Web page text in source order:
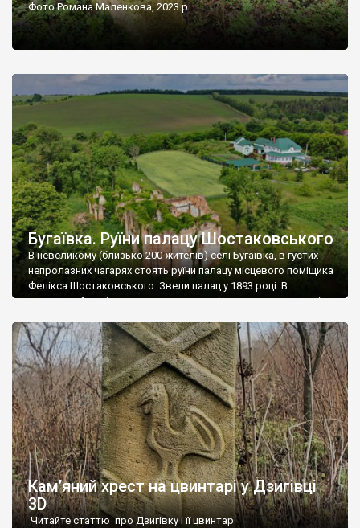
Фото Романа Маленкова, 2023 р.
Бугаївка. Руїни палацу Шостаковського
В невеликому (близько 200 жителів) селі Бугаївка, в густих
непролазних чагарях стоять руїни палацу місцевого поміщика
Фелікса Шостаковського. Звели палац у 1893 році. В
радянський період у ньому спочатку містилася школа, потім
століття тут розмістили туберкульозну лікарню. Коли із
палацу виїхала лікарня – ми точно не […]
Кам’яний хрест на цвинтарі у Дзигівці
3D
Читайте статтю про Дзигівку і її цвинтар